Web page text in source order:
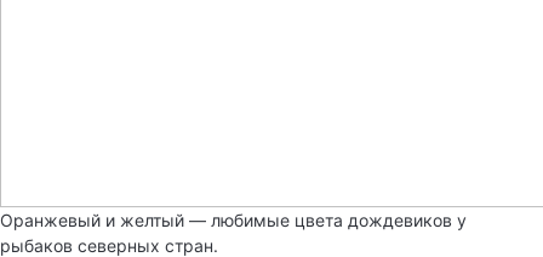
Оранжевый и желтый — любимые цвета дождевиков у
рыбаков северных стран.